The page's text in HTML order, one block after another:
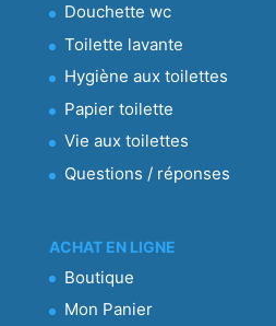
Douchette wc
Toilette lavante
Hygiène aux toilettes
Papier toilette
Vie aux toilettes
Questions / réponses
ACHAT EN LIGNE
Boutique
Mon Panier